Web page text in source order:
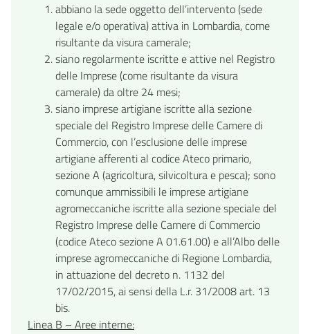
abbiano la sede oggetto dell’intervento (sede
legale e/o operativa) attiva in Lombardia, come
risultante da visura camerale;
siano regolarmente iscritte e attive nel Registro
delle Imprese (come risultante da visura
camerale) da oltre 24 mesi;
siano imprese artigiane iscritte alla sezione
speciale del Registro Imprese delle Camere di
Commercio, con l’esclusione delle imprese
artigiane afferenti al codice Ateco primario,
sezione A (agricoltura, silvicoltura e pesca); sono
comunque ammissibili le imprese artigiane
agromeccaniche iscritte alla sezione speciale del
Registro Imprese delle Camere di Commercio
(codice Ateco sezione A 01.61.00) e all’Albo delle
imprese agromeccaniche di Regione Lombardia,
in attuazione del decreto n. 1132 del
17/02/2015, ai sensi della L.r. 31/2008 art. 13
bis.
Linea B – Aree interne: